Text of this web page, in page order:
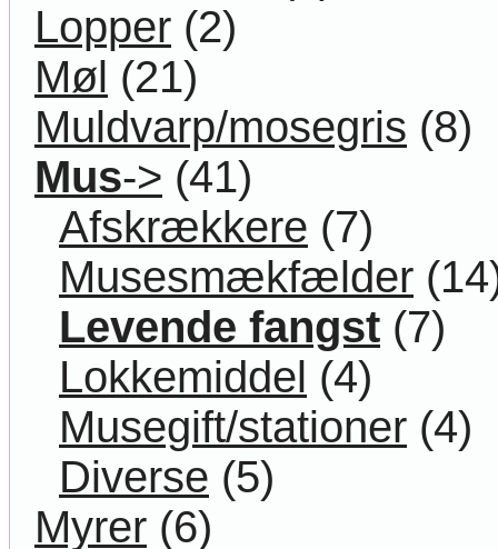
Lopper (2)
Møl (21)
Muldvarp/mosegris (8)
Mus-> (41)
Afskrækkere (7)
Musesmækfælder
Levende fangst (7)
Lokkemiddel (4)
Musegift/stationer (4)
Diverse (5)
Myrer (6)